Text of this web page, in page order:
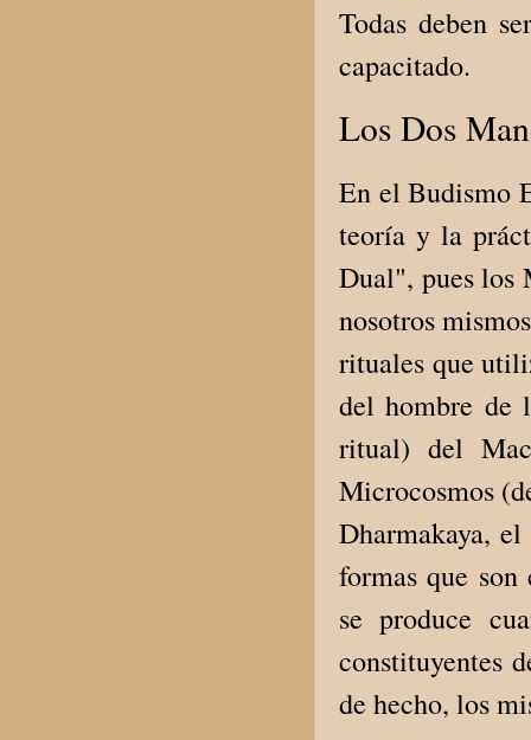
Todas deben
capacitado.
Los Dos
En el Budismo
teoría y la
Dual", pues los
nosotros
rituales que
del hombre de
ritual) del
Microcosmos
Dharmakaya,
formas que
se produce
constituyentes
de hecho, los